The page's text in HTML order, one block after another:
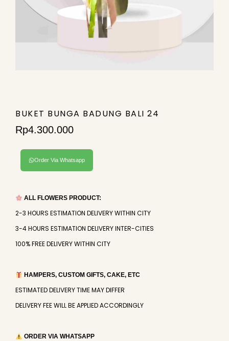
BUKET BUNGA BADUNG BALI 24
Rp4.300.000
Order Via Whatsapp
ALL FLOWERS PRODUCT:
2-3 HOURS ESTIMATION DELIVERY WITHIN CITY
3-4 HOURS ESTIMATION DELIVERY INTER-CITIES
100% FREE DELIVERY WITHIN CITY
HAMPERS, CUSTOM GIFTS, CAKE, ETC
ESTIMATED DELIVERY TIME MAY DIFFER
DELIVERY FEE WILL BE APPLIED ACCORDINGLY
ORDER VIA WHATSAPP